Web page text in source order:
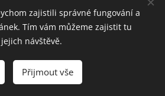
fasády Praha |Lokality
Webnode
zajistili správné fungování a
Tím vám můžeme zajistit tu
návštěvě.
Přijmout vše